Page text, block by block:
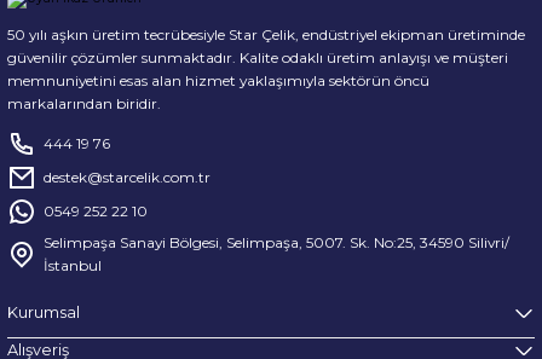
50 yılı aşkın üretim tecrübesiyle Star Çelik, endüstriyel ekipman üretiminde
güvenilir çözümler sunmaktadır. Kalite odaklı üretim anlayışı ve müşteri
memnuniyetini esas alan hizmet yaklaşımıyla sektörün öncü
markalarından biridir.
444 19 76
destek@starcelik.com.tr
0549 252 22 10
Selimpaşa Sanayi Bölgesi, Selimpaşa, 5007. Sk. No:25, 34590 Silivri/
İstanbul
Kurumsal
Alışveriş